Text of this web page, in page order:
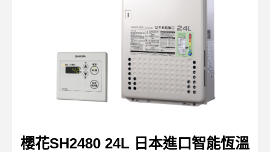
櫻花SH2480 24L 日本進口智能恆溫